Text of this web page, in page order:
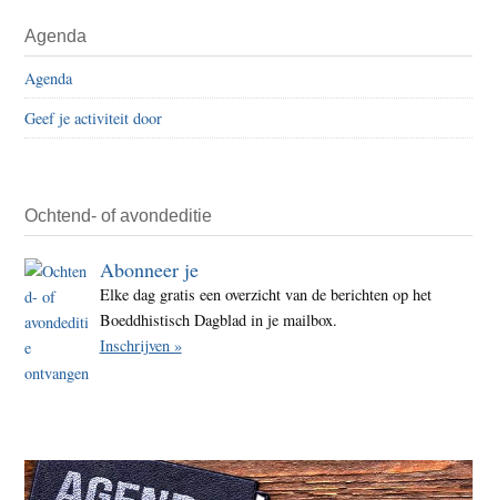
Agenda
Agenda
Geef je activiteit door
Ochtend- of avondeditie
Abonneer je
Elke dag gratis een overzicht van de berichten op het
Boeddhistisch Dagblad in je mailbox.
Inschrijven »